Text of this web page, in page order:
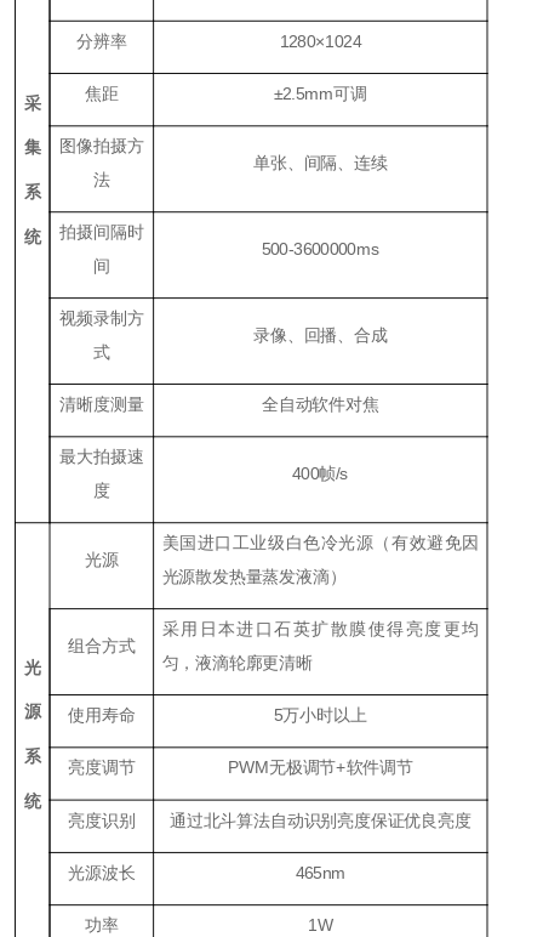
采
集
系
统
分辨率 1280×1024
焦距 ±2.5mm可调
图像拍摄方
法
单张、间隔、连续
拍摄间隔时
间
500-3600000ms
视频录制方
式
录像、回播、合成
清晰度测量 全自动软件对焦
最大拍摄速
度
400帧/s
光
源
系
统
光源
美国进口工业级白色冷光源（有效避免因
光源散发热量蒸发液滴）
组合方式
采用日本进口石英扩散膜使得亮度更均
匀，液滴轮廓更清晰
使用寿命 5万小时以上
亮度调节 PWM无极调节+软件调节
亮度识别 通过北斗算法自动识别亮度保证优良亮度
光源波长 465nm
功率 1W